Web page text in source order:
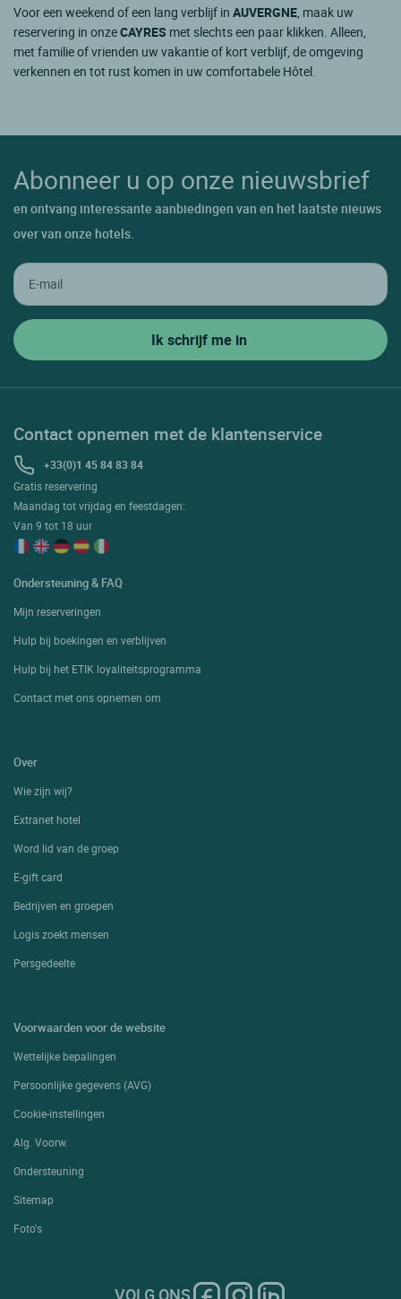
Voor een weekend of een lang verblijf in AUVERGNE , maak uw
reservering in onzeCAYRES met slechts een paar klikken. Alleen,
met familie of vrienden uw vakantie of kort verblijf, de omgeving
verkennen en tot rust komen in uw comfortabele Hôtel.
Abonneer u op onze nieuwsbrief
en ontvang interessante aanbiedingen van en het laatste nieuws
over van onze hotels.
Contact opnemen met de klantenservice
+33(0)1 45 84 83 84
Gratis reservering
Maandag tot vrijdag en feestdagen:
Van 9 tot 18 uur
Ondersteuning & FAQ
Mijn reserveringen
Hulp bij boekingen en verblijven
Hulp bij het ETIK loyaliteitsprogramma
Contact met ons opnemen om
Over
Wie zijn wij?
Extranet hotel
Word lid van de groep
E-gift card
Bedrijven en groepen
Logis zoekt mensen
Persgedeelte
Voorwaarden voor de website
Wettelijke bepalingen
Persoonlijke gegevens (AVG)
Cookie-instellingen
Alg. Voorw.
Ondersteuning
Sitemap
Foto's
VOLG ONS